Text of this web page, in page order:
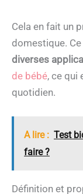
Cela en fait un
domestique.
diverses
de bébé, ce qui
quotidien.
A lire : Test
faire ?
Définition et